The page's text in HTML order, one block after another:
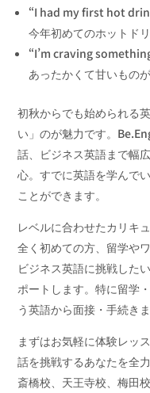
“I had my first hot
今年初めてのホットド
“I’m craving
あったかくて甘いもの
初秋からでも始められる
い」のが魅力です。
話、ビジネス英語まで幅
心。すでに英語を学んでい
ことができます。
レベルに合わせたカリキ
全く初めての方、留学や
ビジネス英語に挑戦した
ポートします。特に留学・
う英語から面接・手続き
まずはお気軽に体験レッ
話を挑戦するあなたを全
斎橋校、天王寺校、梅田